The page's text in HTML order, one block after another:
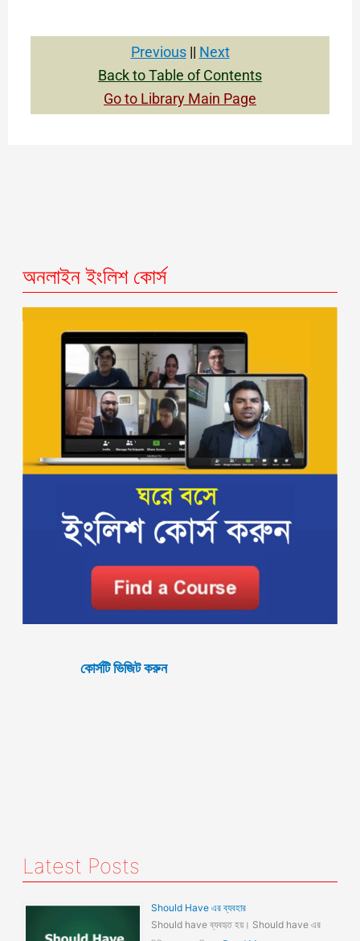
Previous || Next
Back to Table of Contents
Go to Library Main Page
অনলাইন ইংলিশ কোর্স
কোর্সটি ভিজিট করুন
Latest Posts
Should Have এর ব্যবহার
Should have ব্যবহৃত হয়। Should have এর